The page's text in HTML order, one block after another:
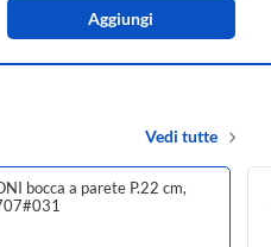
Aggiungi
Vedi tutte
bocca a parete P.22 cm,